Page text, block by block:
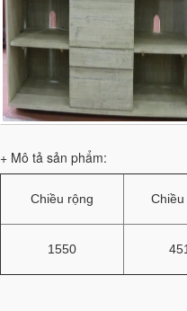
+ Mô tả sản phẩm:
Chiều rộng
1550